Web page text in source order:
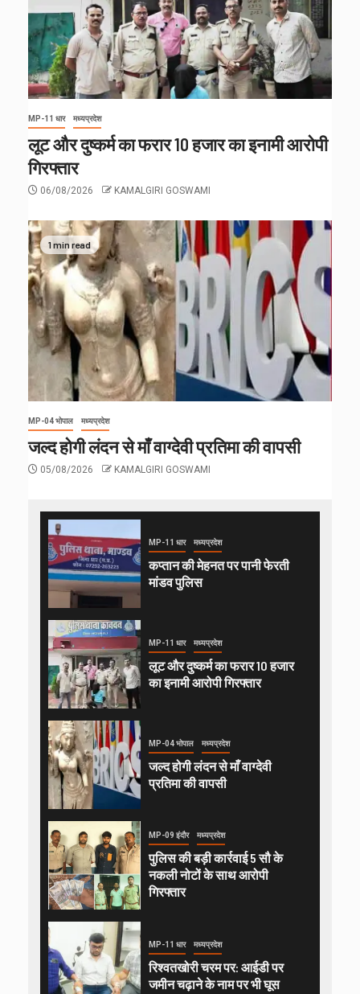
MP-11 धार मध्यप्रदेश
लूट और दुष्कर्म का फरार 10 हजार का इनामी आरोपी
गिरफ्तार
06/08/2026 KAMALGIRI GOSWAMI
1 min read
MP-04 भोपाल मध्यप्रदेश
जल्द होगी लंदन से माँ वाग्देवी प्रतिमा की वापसी
05/08/2026 KAMALGIRI GOSWAMI
MP-11 धार मध्यप्रदेश
कप्तान की मेहनत पर पानी फेरती
मांडव पुलिस
MP-11 धार मध्यप्रदेश
लूट और दुष्कर्म का फरार 10 हजार
का इनामी आरोपी गिरफ्तार
MP-04 भोपाल मध्यप्रदेश
जल्द होगी लंदन से माँ वाग्देवी
प्रतिमा की वापसी
MP-09 इंदौर मध्यप्रदेश
पुलिस की बड़ी कार्रवाई 5 सौ के
नकली नोटों के साथ आरोपी
गिरफ्तार
MP-11 धार मध्यप्रदेश
रिश्वतखोरी चरम पर: आईडी पर
जमीन चढ़ाने के नाम पर भी घूस